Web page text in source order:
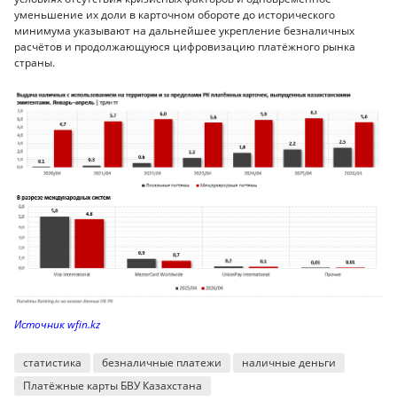
уменьшение их доли в карточном обороте до исторического
минимума указывают на дальнейшее укрепление безналичных
расчётов и продолжающуюся цифровизацию платёжного рынка
страны.
Источник wfin.kz
статистика безналичные платежи
наличные деньги
Платёжные карты БВУ Казахстана